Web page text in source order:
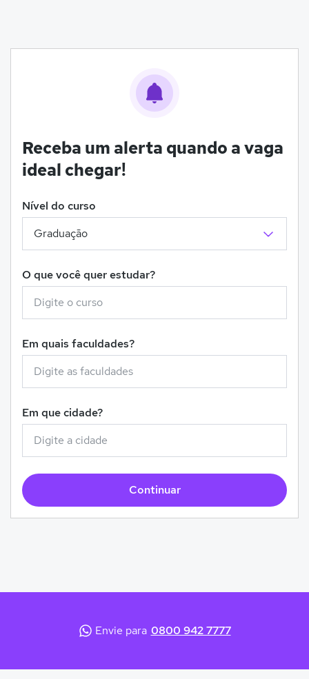
Receba um alerta quando a vaga
ideal chegar!
Nível do curso
O que você quer estudar?
Em quais faculdades?
Em que cidade?
Continuar
Envie para 0800 942 7777